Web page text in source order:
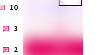
10 3.8
3 4.0
2